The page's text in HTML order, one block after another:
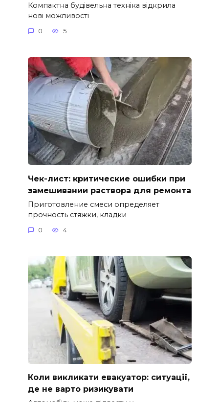
Компактна будівельна техніка відкрила
нові можливості
0 5
Чек-лист: критические ошибки при
замешивании раствора для ремонта
Приготовление смеси определяет
прочность стяжки, кладки
0 4
Коли викликати евакуатор: ситуації,
де не варто ризикувати